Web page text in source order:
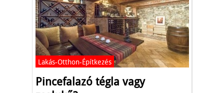
Lakás-Otthon-Építkezés
Pincefalazó tégla vagy